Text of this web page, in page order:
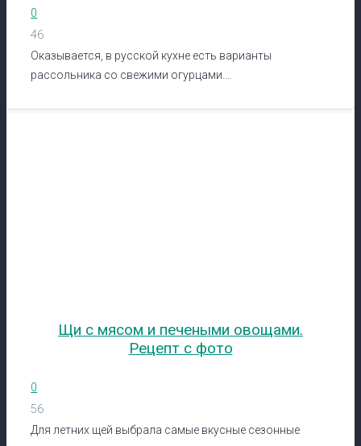
0
46
Оказывается, в русской кухне есть варианты
рассольника со свежими огурцами.…
Щи с мясом и печеными овощами.
Рецепт с фото
0
56
Для летних щей выбрала самые вкусные сезонные